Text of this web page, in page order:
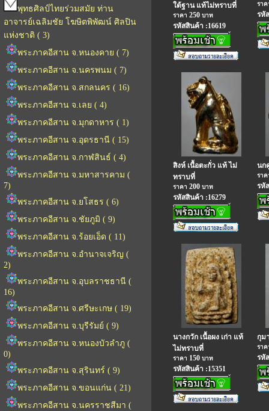
พุทธศิลป์ไทยร่วมสมัย ท่าน
อาจารย์เฉลิมชัย โฆษิตพิพัฒน์ ศิลปิน
แห่งชาติ ( 3)
พระภาคอีสาน จ.หนองคาย ( 7)
พระภาคอีสาน จ.นครพนม ( 7)
พระภาคอีสาน จ.สกลนคร ( 16)
พระภาคอีสาน จ.เลย ( 4)
พระภาคอีสาน จ.มุกดาหาร ( 1)
พระภาคอีสาน จ.อุดรธานี ( 15)
พระภาคอีสาน จ.กาฬสินธ์ ( 4)
พระภาคอีสาน จ.มหาสารคาม (
7)
พระภาคอีสาน จ.ยโสธร ( 6)
พระภาคอีสาน จ.ชัยภูมิ ( 9)
พระภาคอีสาน จ.ร้อยเอ็ด ( 11)
พระภาคอีสาน จ.อำนาจเจริญ (
2)
พระภาคอีสาน จ.อุบลราชธานี (
16)
พระภาคอีสาน จ.ศรีษะเกษ ( 19)
พระภาคอีสาน จ.บุรีรัมย์ ( 9)
พระภาคอีสาน จ.หนองบัวลำภู (
0)
พระภาคอีสาน จ.สุรินทร์ ( 9)
พระภาคอีสาน จ.ขอนแก่น ( 21)
พระภาคอีสาน จ.นครราชสีมา (
ใต้ฐาน แท้ไม่ทราบที่
ราคา 250 บาท
รหัสสินค้า :16619
รา
รหั
สิงห์ เนื้อตะกั่ว แท้ ไม่
ทราบที่
ราคา 200 บาท
รหัสสินค้า :16279
นก
รา
รหั
นางกวัก เนื้อผง เก่า แท้
ไม่ทราบที่
ราคา 150 บาท
รหัสสินค้า :15351
กุม
รา
รหั